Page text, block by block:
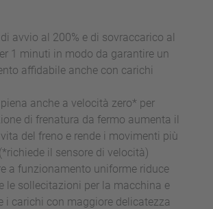
avvio al 200% e di sovraccarico al
1 minuti in modo da garantire un
affidabile anche con carichi
anche a velocità zero* per
di frenatura da fermo aumenta il
del freno e rende i movimenti più
il sensore di velocità)
a funzionamento uniforme riduce
le sollecitazioni per la macchina e
i carichi con maggiore delicatezza